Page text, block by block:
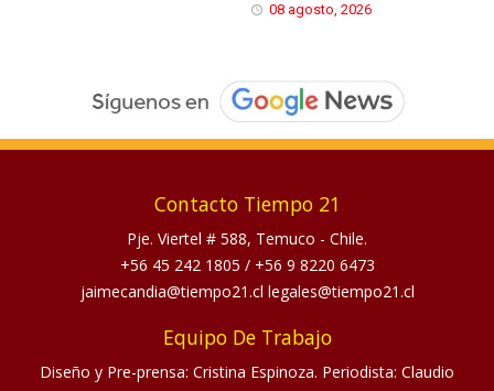
08 agosto, 2026
Contacto Tiempo 21
Pje. Viertel # 588, Temuco - Chile.
+56 45 242 1805 / +56 9 8220 6473
jaimecandia@tiempo21.cl legales@tiempo21.cl
Equipo De Trabajo
Diseño y Pre-prensa: Cristina Espinoza. Periodista: Claudio